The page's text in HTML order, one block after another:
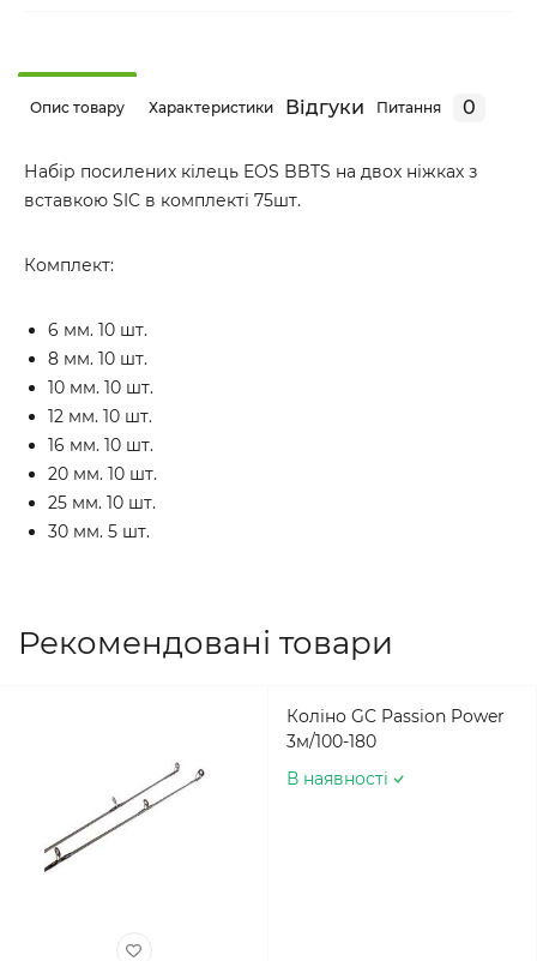
Опис товару Характеристики Відгуки Питання 0
Набір посилених кілець EOS BBTS на двох ніжках з
вставкою SIC в комплекті 75шт.
Комплект:
6 мм. 10 шт.
8 мм. 10 шт.
10 мм. 10 шт.
12 мм. 10 шт.
16 мм. 10 шт.
20 мм. 10 шт.
25 мм. 10 шт.
30 мм. 5 шт.
Рекомендовані товари
Коліно GC Passion Power
3м/100-180
В наявності